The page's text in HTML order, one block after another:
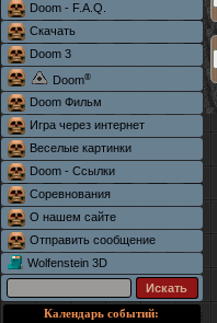
Doom - F.A.Q.
Скачать
Doom 3
Doom®
Doom Фильм
Игра через интернет
Веселые картинки
Doom - Ссылки
Соревнования
О нашем сайте
Отправить сообщение
Wolfenstein 3D
Календарь событий: